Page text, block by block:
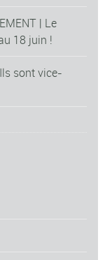
| Le
18 juin !
sont vice-